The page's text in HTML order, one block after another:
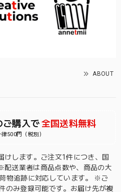
ABOUT
ご購入で全国送料無料
500円（税別）
けします。ご注文1件につき、国
送業者は商品点数や、商品の大
物追跡に対応しています。 ※ご
のみ登録可能です。お届け先が複